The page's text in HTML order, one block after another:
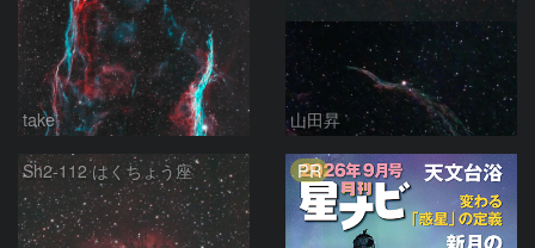
take 山田昇
Sh2-112 はくちょう座 PR